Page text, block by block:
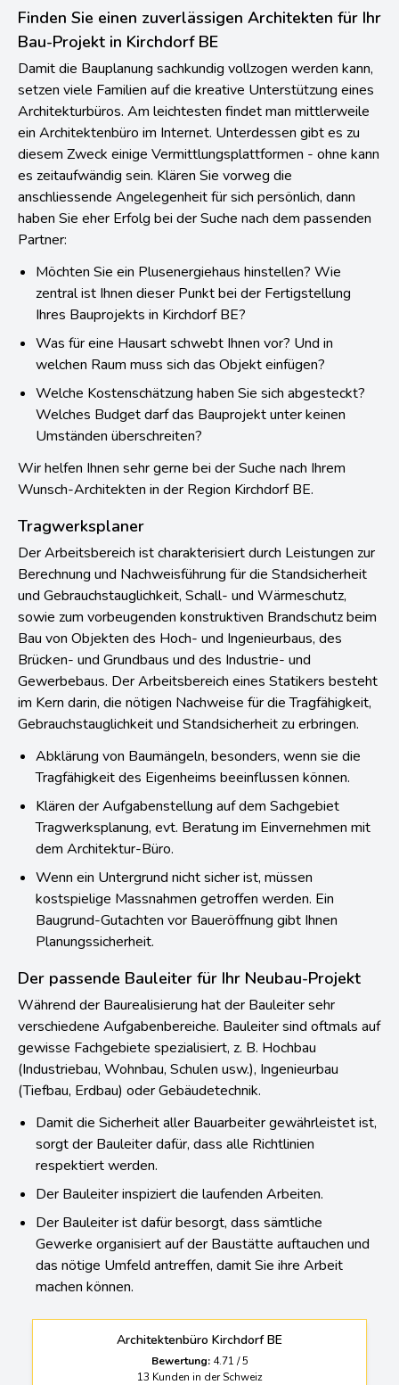
Finden Sie einen zuverlässigen Architekten für Ihr
Bau-Projekt in Kirchdorf BE
Damit die Bauplanung sachkundig vollzogen werden kann,
setzen viele Familien auf die kreative Unterstützung eines
Architekturbüros. Am leichtesten findet man mittlerweile
ein Architektenbüro im Internet. Unterdessen gibt es zu
diesem Zweck einige Vermittlungsplattformen - ohne kann
es zeitaufwändig sein. Klären Sie vorweg die
anschliessende Angelegenheit für sich persönlich, dann
haben Sie eher Erfolg bei der Suche nach dem passenden
Partner:
Möchten Sie ein Plusenergiehaus hinstellen? Wie
zentral ist Ihnen dieser Punkt bei der Fertigstellung
Ihres Bauprojekts in Kirchdorf BE?
Was für eine Hausart schwebt Ihnen vor? Und in
welchen Raum muss sich das Objekt einfügen?
Welche Kostenschätzung haben Sie sich abgesteckt?
Welches Budget darf das Bauprojekt unter keinen
Umständen überschreiten?
Wir helfen Ihnen sehr gerne bei der Suche nach Ihrem
Wunsch-Architekten in der Region Kirchdorf BE.
Tragwerksplaner
Der Arbeitsbereich ist charakterisiert durch Leistungen zur
Berechnung und Nachweisführung für die Standsicherheit
und Gebrauchstauglichkeit, Schall- und Wärmeschutz,
sowie zum vorbeugenden konstruktiven Brandschutz beim
Bau von Objekten des Hoch- und Ingenieurbaus, des
Brücken- und Grundbaus und des Industrie- und
Gewerbebaus. Der Arbeitsbereich eines Statikers besteht
im Kern darin, die nötigen Nachweise für die Tragfähigkeit,
Gebrauchstauglichkeit und Standsicherheit zu erbringen.
Abklärung von Baumängeln, besonders, wenn sie die
Tragfähigkeit des Eigenheims beeinflussen können.
Klären der Aufgabenstellung auf dem Sachgebiet
Tragwerksplanung, evt. Beratung im Einvernehmen mit
dem Architektur-Büro.
Wenn ein Untergrund nicht sicher ist, müssen
kostspielige Massnahmen getroffen werden. Ein
Baugrund-Gutachten vor Baueröffnung gibt Ihnen
Planungssicherheit.
Der passende Bauleiter für Ihr Neubau-Projekt
Während der Baurealisierung hat der Bauleiter sehr
verschiedene Aufgabenbereiche. Bauleiter sind oftmals auf
gewisse Fachgebiete spezialisiert, z. B. Hochbau
(Industriebau, Wohnbau, Schulen usw.), Ingenieurbau
(Tiefbau, Erdbau) oder Gebäudetechnik.
Damit die Sicherheit aller Bauarbeiter gewährleistet ist,
sorgt der Bauleiter dafür, dass alle Richtlinien
respektiert werden.
Der Bauleiter inspiziert die laufenden Arbeiten.
Der Bauleiter ist dafür besorgt, dass sämtliche
Gewerke organisiert auf der Baustätte auftauchen und
das nötige Umfeld antreffen, damit Sie ihre Arbeit
machen können.
Architektenbüro Kirchdorf BE
Bewertung: 4.71 /5
13 Kunden in der Schweiz